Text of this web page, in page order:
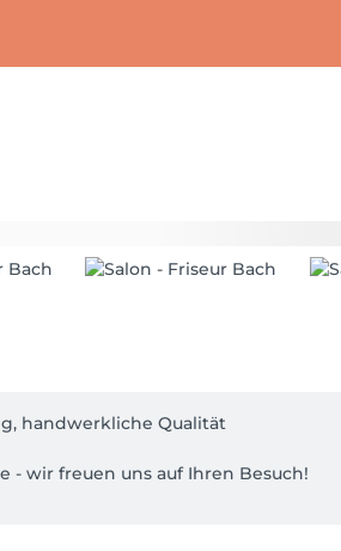
handwerkliche Qualität